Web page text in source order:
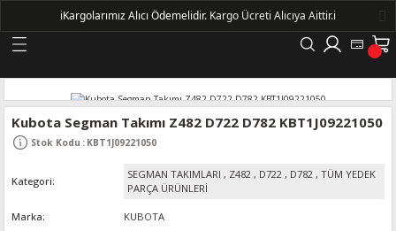
Geri Dön
Kubota Segman Takımı Z482 D722 D782 KBT1J09221050
Stok Kodu : KBT1J09221050
Kategori
SEGMAN TAKIMLARI , Z482 , D722 , D782 , TÜM YEDEK
PARÇA ÜRÜNLERİ
Marka
KUBOTA
ℹ️Kargolarımız Alıcı Ödemelidir. Kargo Ücreti Alıcıya Aittir.ℹ️